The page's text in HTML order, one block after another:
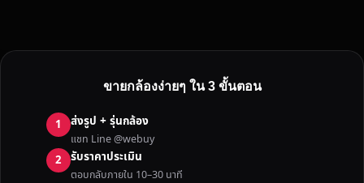
ล้
มื
อ
ส
อ
ขายกล้องง่ายๆ ใน 3 ขั้นตอน
1 ส่งรูป + รุ่นกล้อง
แชท Line @webuy
2 รับราคาประเมิน
ตอบกลับภายใน 10–30 นาที